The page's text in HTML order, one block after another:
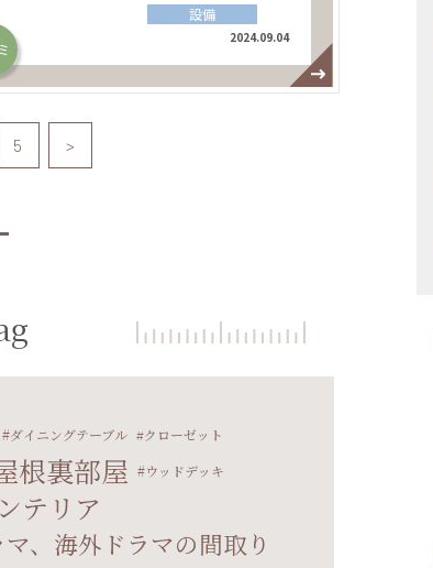
設備
2024.09.04
5 >
ダイニングテーブル クローゼット
根裏部屋 ウッドデッキ
テリア
、海外ドラマの間取り